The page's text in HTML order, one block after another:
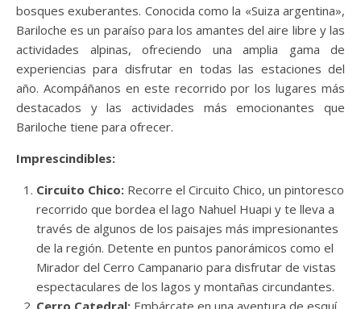
bosques exuberantes. Conocida como la «Suiza argentina»,
Bariloche es un paraíso para los amantes del aire libre y las
actividades alpinas, ofreciendo una amplia gama de
experiencias para disfrutar en todas las estaciones del
año. Acompáñanos en este recorrido por los lugares más
destacados y las actividades más emocionantes que
Bariloche tiene para ofrecer.
Imprescindibles:
Circuito Chico: Recorre el Circuito Chico, un pintoresco
recorrido que bordea el lago Nahuel Huapi y te lleva a
través de algunos de los paisajes más impresionantes
de la región. Detente en puntos panorámicos como el
Mirador del Cerro Campanario para disfrutar de vistas
espectaculares de los lagos y montañas circundantes.
Cerro Catedral: Embárcate en una aventura de esquí